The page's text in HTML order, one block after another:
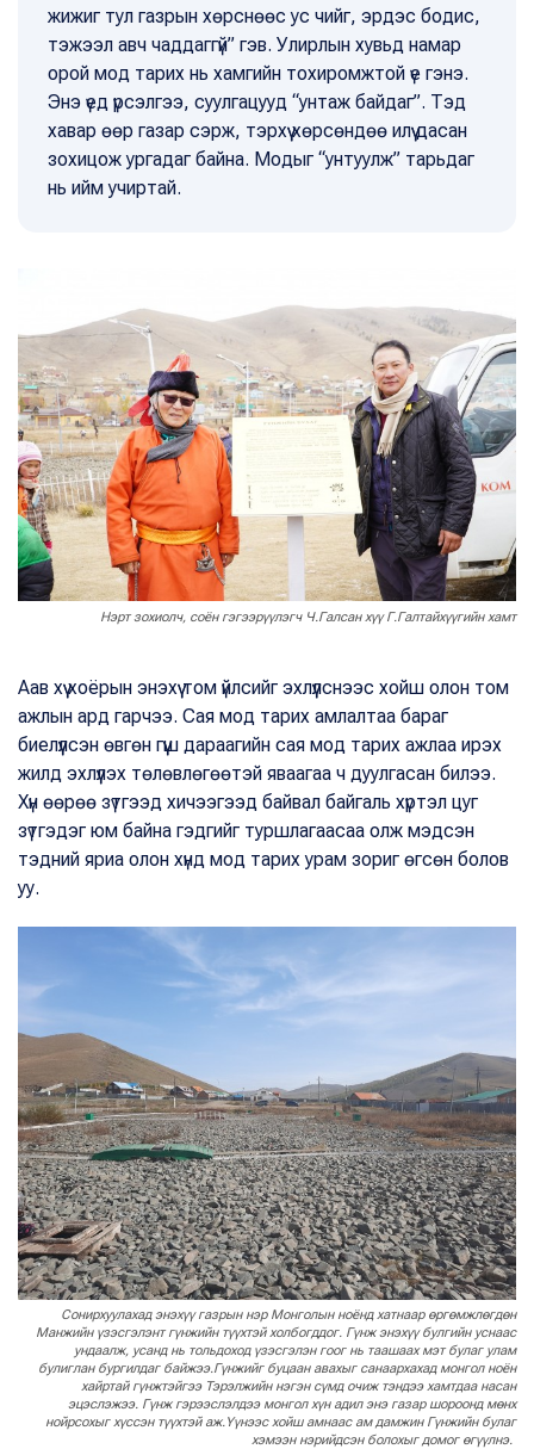
жижиг тул газрын хөрснөөс ус чийг, эрдэс бодис,
тэжээл авч чаддаггүй” гэв. Улирлын хувьд намар
орой мод тарих нь хамгийн тохиромжтой үе гэнэ.
Энэ үед үрсэлгээ, суулгацууд “унтаж байдаг”. Тэд
хавар өөр газар сэрж, тэрхүү хөрсөндөө илүү дасан
зохицож ургадаг байна. Модыг “унтуулж” тарьдаг
нь ийм учиртай.
Нэрт зохиолч, соён гэгээрүүлэгч Ч.Галсан хүү Г.Галтайхүүгийн хамт
Аав хүү хоёрын энэхүү том үйлсийг эхлүүлснээс хойш олон том
ажлын ард гарчээ. Сая мод тарих амлалтаа бараг
биелүүлсэн өвгөн гүүш дараагийн сая мод тарих ажлаа ирэх
жилд эхлүүлэх төлөвлөгөөтэй яваагаа ч дуулгасан билээ.
Хүн өөрөө зүтгээд хичээгээд байвал байгаль хүртэл цуг
зүтгэдэг юм байна гэдгийг туршлагаасаа олж мэдсэн
тэдний яриа олон хүнд мод тарих урам зориг өгсөн болов
уу.
Сонирхуулахад энэхүү газрын нэр Монголын ноёнд хатнаар өргөмжлөгдөн
Манжийн үзэсгэлэнт гүнжийн түүхтэй холбогддог. Гүнж энэхүү булгийн уснаас
ундаалж, усанд нь тольдоход үзэсгэлэн гоог нь таашаах мэт булаг улам
булиглан бургилдаг байжээ.Гүнжийг буцаан авахыг санаархахад монгол ноён
хайртай гүнжтэйгээ Тэрэлжийн нэгэн сүмд очиж тэндээ хамтдаа насан
эцэслэжээ. Гүнж гэрээслэлдээ монгол хүн адил энэ газар шороонд мөнх
нойрсохыг хүссэн түүхтэй аж.Үүнээс хойш амнаас ам дамжин Гүнжийн булаг
хэмээн нэрийдсэн болохыг домог өгүүлнэ.